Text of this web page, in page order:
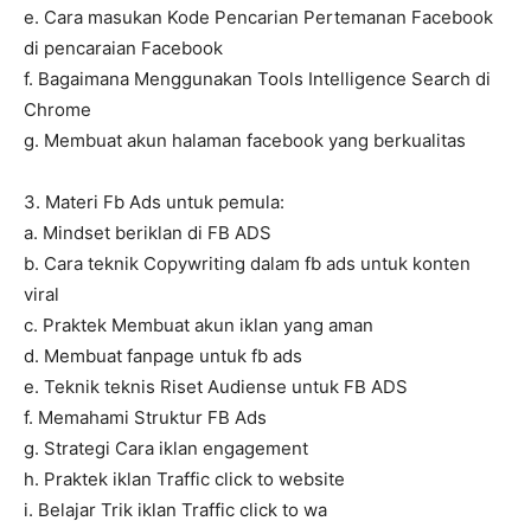
e. Cara masukan Kode Pencarian Pertemanan Facebook
di pencaraian Facebook
f. Bagaimana Menggunakan Tools Intelligence Search di
Chrome
g. Membuat akun halaman facebook yang berkualitas
3. Materi Fb Ads untuk pemula:
a. Mindset beriklan di FB ADS
b. Cara teknik Copywriting dalam fb ads untuk konten
viral
c. Praktek Membuat akun iklan yang aman
d. Membuat fanpage untuk fb ads
e. Teknik teknis Riset Audiense untuk FB ADS
f. Memahami Struktur FB Ads
g. Strategi Cara iklan engagement
h. Praktek iklan Traffic click to website
i. Belajar Trik iklan Traffic click to wa